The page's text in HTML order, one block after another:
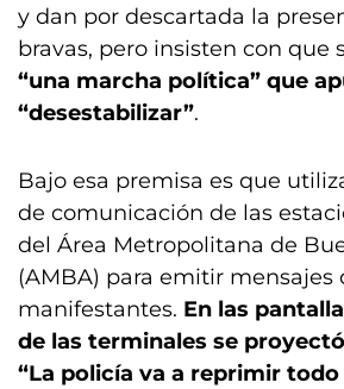
y dan por descartada la
bravas, pero insisten con que
“una marcha política” que
“desestabilizar”.
Bajo esa premisa es que
de comunicación de las
del Área Metropolitana de
(AMBA) para emitir mensajes
manifestantes. En las
de las terminales se
“La policía va a reprimir